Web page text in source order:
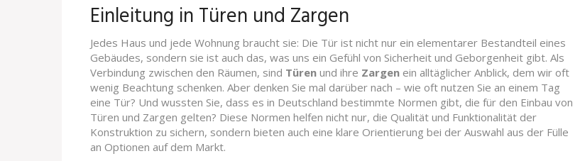
Einleitung in Türen und Zargen
Jedes Haus und jede Wohnung braucht sie: Die Tür ist nicht nur ein elementarer Bestandteil eines
Gebäudes, sondern sie ist auch das, was uns ein Gefühl von Sicherheit und Geborgenheit gibt. Als
Verbindung zwischen den Räumen, sind Türen und ihre Zargen ein alltäglicher Anblick, dem wir oft
wenig Beachtung schenken. Aber denken Sie mal darüber nach – wie oft nutzen Sie an einem Tag
eine Tür? Und wussten Sie, dass es in Deutschland bestimmte Normen gibt, die für den Einbau von
Türen und Zargen gelten? Diese Normen helfen nicht nur, die Qualität und Funktionalität der
Konstruktion zu sichern, sondern bieten auch eine klare Orientierung bei der Auswahl aus der Fülle
an Optionen auf dem Markt.